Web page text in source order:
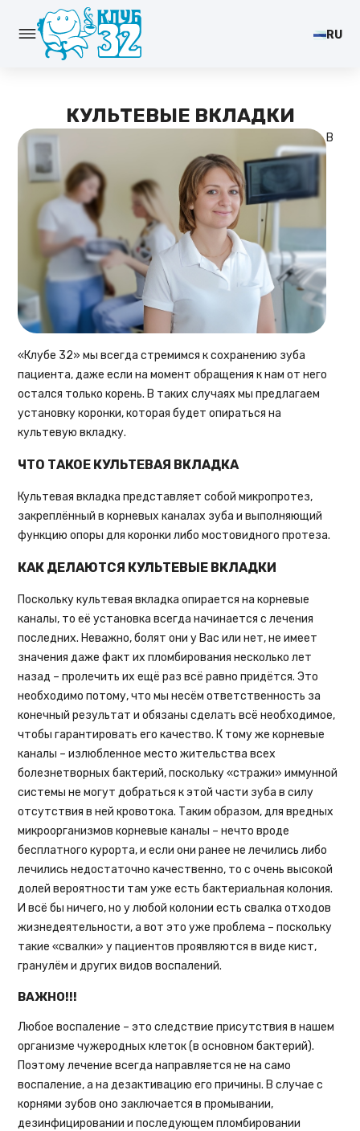
RU
КУЛЬТЕВЫЕ ВКЛАДКИ
В
«Клубе 32» мы всегда стремимся к сохранению зуба
пациента, даже если на момент обращения к нам от него
остался только корень. В таких случаях мы предлагаем
установку коронки, которая будет опираться на
культевую вкладку.
ЧТО ТАКОЕ КУЛЬТЕВАЯ ВКЛАДКА
Культевая вкладка представляет собой микропротез,
закреплённый в корневых каналах зуба и выполняющий
функцию опоры для коронки либо мостовидного протеза.
КАК ДЕЛАЮТСЯ КУЛЬТЕВЫЕ ВКЛАДКИ
Поскольку культевая вкладка опирается на корневые
каналы, то её установка всегда начинается с лечения
последних. Неважно, болят они у Вас или нет, не имеет
значения даже факт их пломбирования несколько лет
назад – пролечить их ещё раз всё равно придётся. Это
необходимо потому, что мы несём ответственность за
конечный результат и обязаны сделать всё необходимое,
чтобы гарантировать его качество. К тому же корневые
каналы – излюбленное место жительства всех
болезнетворных бактерий, поскольку «стражи» иммунной
системы не могут добраться к этой части зуба в силу
отсутствия в ней кровотока. Таким образом, для вредных
микроорганизмов корневые каналы – нечто вроде
бесплатного курорта, и если они ранее не лечились либо
лечились недостаточно качественно, то с очень высокой
долей вероятности там уже есть бактериальная колония.
И всё бы ничего, но у любой колонии есть свалка отходов
жизнедеятельности, а вот это уже проблема – поскольку
такие «свалки» у пациентов проявляются в виде кист,
гранулём и других видов воспалений.
ВАЖНО!!!
Любое воспаление – это следствие присутствия в нашем
организме чужеродных клеток (в основном бактерий).
Поэтому лечение всегда направляется не на само
воспаление, а на дезактивацию его причины. В случае с
корнями зубов оно заключается в промывании,
дезинфицировании и последующем пломбировании